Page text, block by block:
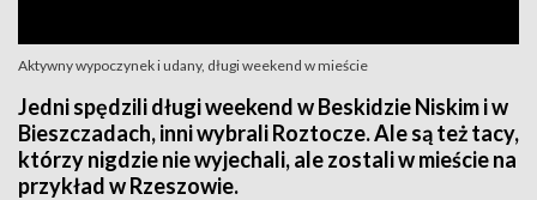
Aktywny wypoczynek i udany, długi weekend w mieście
Jedni spędzili długi weekend w Beskidzie Niskim i w
Bieszczadach, inni wybrali Roztocze. Ale są też tacy,
którzy nigdzie nie wyjechali, ale zostali w mieście na
przykład w Rzeszowie.